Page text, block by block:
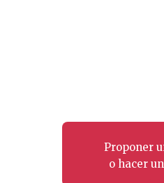
Proponer
o hacer